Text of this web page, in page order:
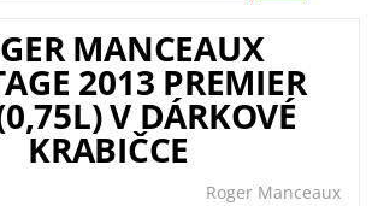
MANCEAUX
2013 PREMIER
V DÁRKOVÉ
KRABIČCE
Roger Manceaux